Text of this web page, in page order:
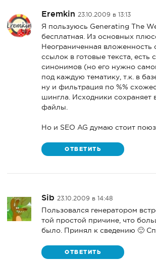
Eremkin 23.10.2009 в 13:13
Я пользуюсь Generating The
бесплатная. Из основных
Неограниченная вложенность
ссылок в готовые текста, есть
синонимов (но его нужно
под каждую тематику, т.к. в
ну и фильтрация по %%
шингла. Исходники сохраняет
файлы.
Но и SEO AG думаю стоит
ОТВЕТИТЬ
Sib 23.10.2009 в 14:48
Пользовался генератором
той простой причине, что
было. Принял к сведению 🙂
ОТВЕТИТЬ